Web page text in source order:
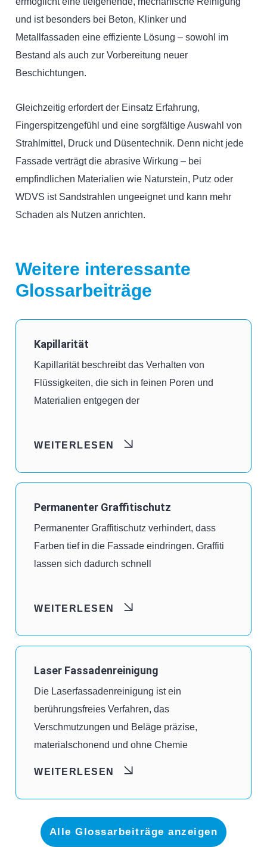
und ist besonders bei Beton, Klinker und
Metallfassaden eine effiziente Lösung – sowohl im
Bestand als auch zur Vorbereitung neuer
Beschichtungen.
Gleichzeitig erfordert der Einsatz Erfahrung,
Fingerspitzengefühl und eine sorgfältige Auswahl von
Strahlmittel, Druck und Düsentechnik. Denn nicht jede
Fassade verträgt die abrasive Wirkung – bei
empfindlichen Materialien wie Naturstein, Putz oder
WDVS ist Sandstrahlen ungeeignet und kann mehr
Schaden als Nutzen anrichten.
Weitere interessante
Glossarbeiträge
Kapillarität
Kapillarität beschreibt das Verhalten von
Flüssigkeiten, die sich in feinen Poren und
Materialien entgegen der
WEITERLESEN
Permanenter Graffitischutz
Permanenter Graffitischutz verhindert, dass
Farben tief in die Fassade eindringen. Graffiti
lassen sich dadurch schnell
WEITERLESEN
Laser Fassadenreinigung
Die Laserfassadenreinigung ist ein
berührungsfreies Verfahren, das
Verschmutzungen und Beläge präzise,
materialschonend und ohne Chemie
WEITERLESEN
Alle Glossarbeiträge anzeigen